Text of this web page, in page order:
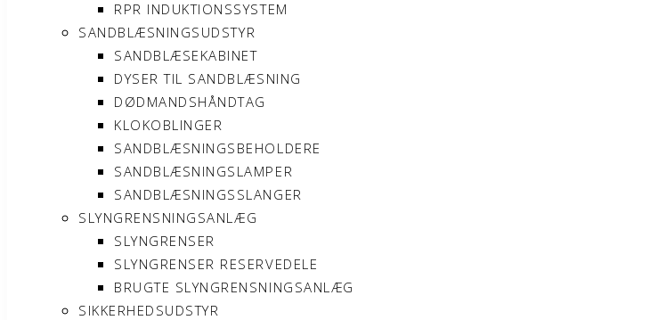
RPR INDUKTIONSSYSTEM
SANDBLÆSNINGSUDSTYR
SANDBLÆSEKABINET
DYSER TIL SANDBLÆSNING
DØDMANDSHÅNDTAG
KLOKOBLINGER
SANDBLÆSNINGSBEHOLDERE
SANDBLÆSNINGSLAMPER
SANDBLÆSNINGSSLANGER
SLYNGRENSNINGSANLÆG
SLYNGRENSER
SLYNGRENSER RESERVEDELE
BRUGTE SLYNGRENSNINGSANLÆG
SIKKERHEDSUDSTYR